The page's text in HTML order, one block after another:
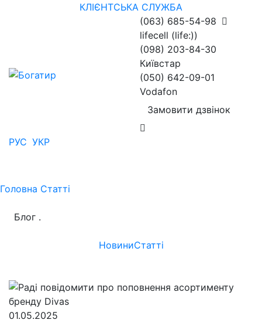
КЛІЄНТСЬКА СЛУЖБА
(063) 685-54-98
lifecell (life:))
(098) 203-84-30
Київстар
(050) 642-09-01
Vodafon
Замовити дзвінок
РУС УКР
Головна Статті
Блог .
НовиниСтатті
01.05.2025